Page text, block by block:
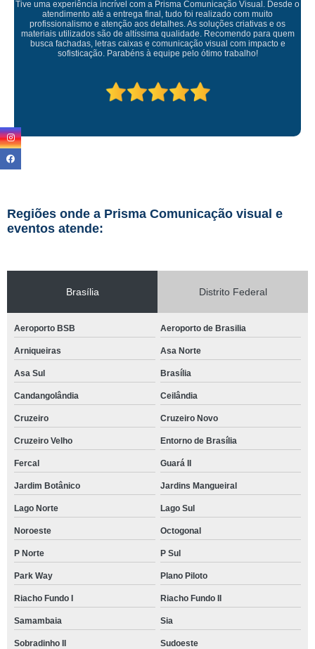
o
quem
Empresa maravilhosa, entregue antes do prazo e a
ficou perfeita, indico de olhos fechados
Regiões onde a Prisma Comunicação visual e
eventos atende:
Brasília Distrito Federal
Aeroporto BSB Aeroporto de Brasilia
Arniqueiras Asa Norte
Asa Sul Brasília
Candangolândia Ceilândia
Cruzeiro Cruzeiro Novo
Cruzeiro Velho Entorno de Brasília
Fercal Guará II
Jardim Botânico Jardins Mangueiral
Lago Norte Lago Sul
Noroeste Octogonal
P Norte P Sul
Park Way Plano Piloto
Riacho Fundo I Riacho Fundo II
Samambaia Sia
Sobradinho II Sudoeste